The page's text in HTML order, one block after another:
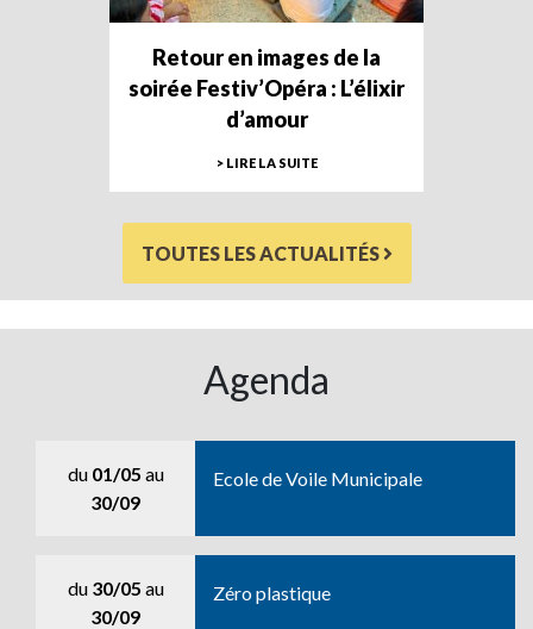
Retour en images de la
soirée Festiv’Opéra : L’élixir
d’amour
> LIRE LA SUITE
TOUTES LES ACTUALITÉS
Agenda
du 01/05 au
30/09
Ecole de Voile Municipale
du 30/05 au
30/09
Zéro plastique